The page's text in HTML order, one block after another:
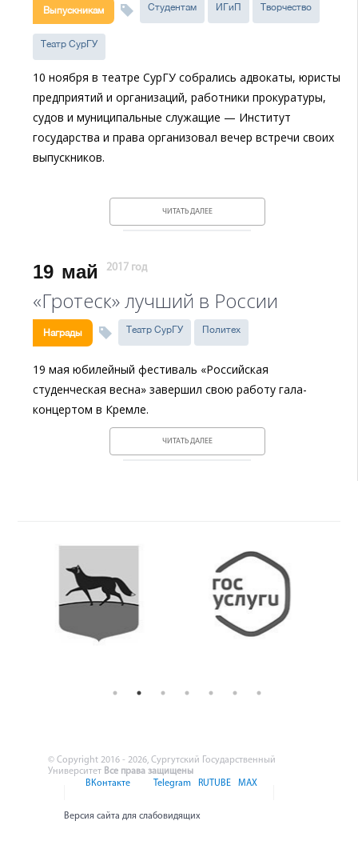
Выпускникам Студентам ИГиП Творчество
Театр СурГУ
10 ноября в театре СурГУ собрались адвокаты, юристы
предприятий и организаций, работники прокуратуры,
судов и муниципальные служащие — Институт
государства и права организовал вечер встречи своих
выпускников.
ЧИТАТЬ ДАЛЕЕ
19 май 2017 год
«Гротеск» лучший в России
Награды Театр СурГУ Политех
19 мая юбилейный фестиваль «Российская
студенческая весна» завершил свою работу гала-
концертом в Кремле.
ЧИТАТЬ ДАЛЕЕ
© Copyright 2016 - 2026, Сургутский Государственный
Университет Все права защищены
ВКонтакте
Telegram RUTUBE MAX
Версия сайта для слабовидящих